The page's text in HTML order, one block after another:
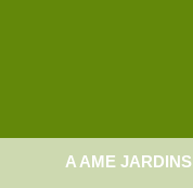
A AME JARDINS